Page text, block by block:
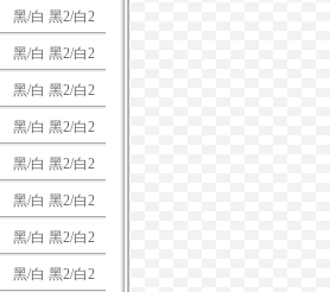
黑/白 黑2/白2
黑/白 黑2/白2
黑/白 黑2/白2
黑/白 黑2/白2
黑/白 黑2/白2
黑/白 黑2/白2
黑/白 黑2/白2
黑/白 黑2/白2